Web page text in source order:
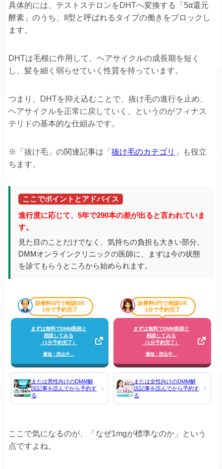
具体的には、テストステロンをDHTへ変換する「5α還元
酵素」のうち、II型と呼ばれるタイプの働きをブロックし
ます。
DHTは毛根に作用して、ヘアサイクルの成長期を短く
し、髪を細く弱らせていく性質を持っています。
つまり、DHTを抑え込むことで、抜け毛の進行を止め、
ヘアサイクルを正常に戻していく、というのがフィナス
テリドの基本的な仕組みです。
※「抜け毛」の関連記事は「 抜け毛のカテゴリ 」も役立
ちます。
ここでポイントとアドバイス
進行度に応じて、5年で290本の差が出ると言われていま
す。
見た目のことだけでなく、気持ちの負担も大きい部分。
DMMオンラインクリニックの医師に、まずは今の状態
を診てもらうところから始められます。
診察料0円で相談OK
1分で予約完了
まずは無料でDMM医師と
相談してみる
（1分予約完了）
最短：読込中…
または男性向けのDMM解
説記事を読んでから予約す
る
診察料0円で相談OK
1分で予約完了
まずは無料でDMM医師と
相談してみる
（1分予約完了）
最短：読込中…
または女性向けのDMM解
説記事を読んでから予約す
る
ここで気になるのが、「なぜ1mgが標準なのか」という
点ですよね。